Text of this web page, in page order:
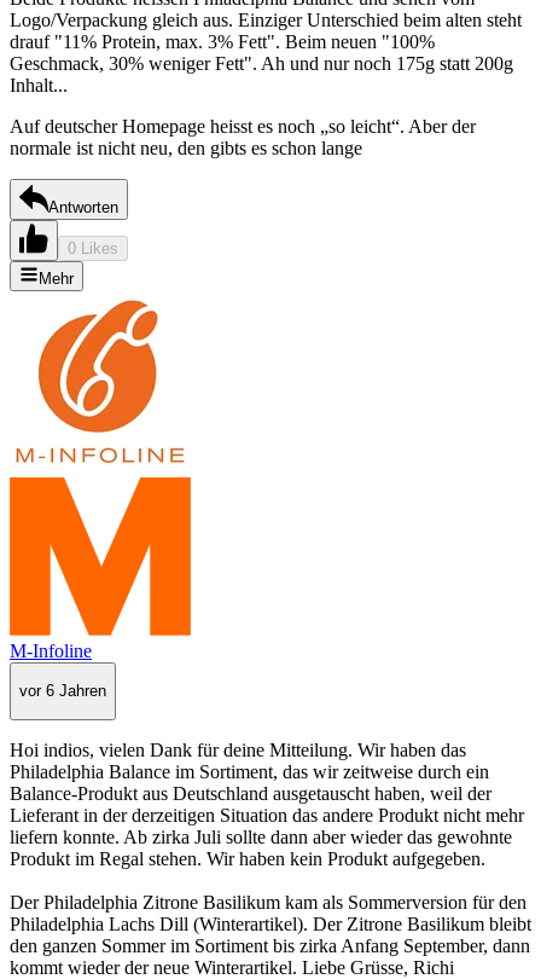
Logo/Verpackung gleich aus. Einziger Unterschied beim alten steht
drauf "11% Protein, max. 3% Fett". Beim neuen "100%
Geschmack, 30% weniger Fett". Ah und nur noch 175g statt 200g
Inhalt...
Auf deutscher Homepage heisst es noch „so leicht“. Aber der
normale ist nicht neu, den gibts es schon lange
Antworten
0 Likes
Mehr
M-Infoline
vor 6 Jahren
Hoi indios, vielen Dank für deine Mitteilung. Wir haben das
Philadelphia Balance im Sortiment, das wir zeitweise durch ein
Balance-Produkt aus Deutschland ausgetauscht haben, weil der
Lieferant in der derzeitigen Situation das andere Produkt nicht mehr
liefern konnte. Ab zirka Juli sollte dann aber wieder das gewohnte
Produkt im Regal stehen. Wir haben kein Produkt aufgegeben.
Der Philadelphia Zitrone Basilikum kam als Sommerversion für den
Philadelphia Lachs Dill (Winterartikel). Der Zitrone Basilikum bleibt
den ganzen Sommer im Sortiment bis zirka Anfang September, dann
kommt wieder der neue Winterartikel. Liebe Grüsse, Richi